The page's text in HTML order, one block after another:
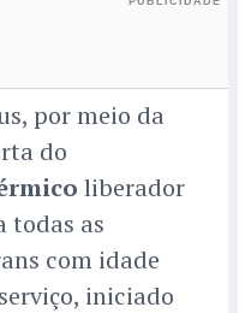
por meio da
do
liberador
todas as
com idade
iniciado